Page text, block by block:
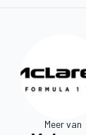
Meer van